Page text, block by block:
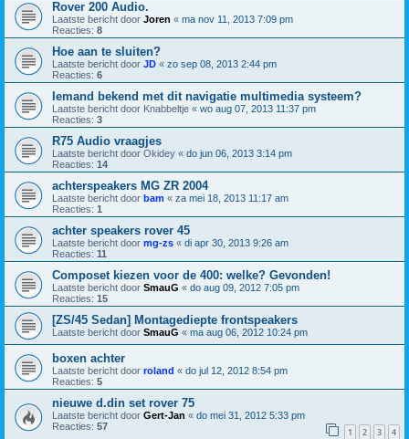
Rover 200 Audio.
Laatste bericht door Joren « ma nov 11, 2013 7:09 pm
Reacties: 8
Hoe aan te sluiten?
Laatste bericht door JD « zo sep 08, 2013 2:44 pm
Reacties: 6
Iemand bekend met dit navigatie multimedia systeem?
Laatste bericht door Knabbeltje « wo aug 07, 2013 11:37 pm
Reacties: 3
R75 Audio vraagjes
Laatste bericht door Okidey « do jun 06, 2013 3:14 pm
Reacties: 14
achterspeakers MG ZR 2004
Laatste bericht door bam « za mei 18, 2013 11:17 am
Reacties: 1
achter speakers rover 45
Laatste bericht door mg-zs « di apr 30, 2013 9:26 am
Reacties: 11
Composet kiezen voor de 400: welke? Gevonden!
Laatste bericht door SmauG « do aug 09, 2012 7:05 pm
Reacties: 15
[ZS/45 Sedan] Montagediepte frontspeakers
Laatste bericht door SmauG « ma aug 06, 2012 10:24 pm
boxen achter
Laatste bericht door roland « do jul 12, 2012 8:54 pm
Reacties: 5
nieuwe d.din set rover 75
Laatste bericht door Gert-Jan « do mei 31, 2012 5:33 pm
Reacties: 57 1 2 3 4